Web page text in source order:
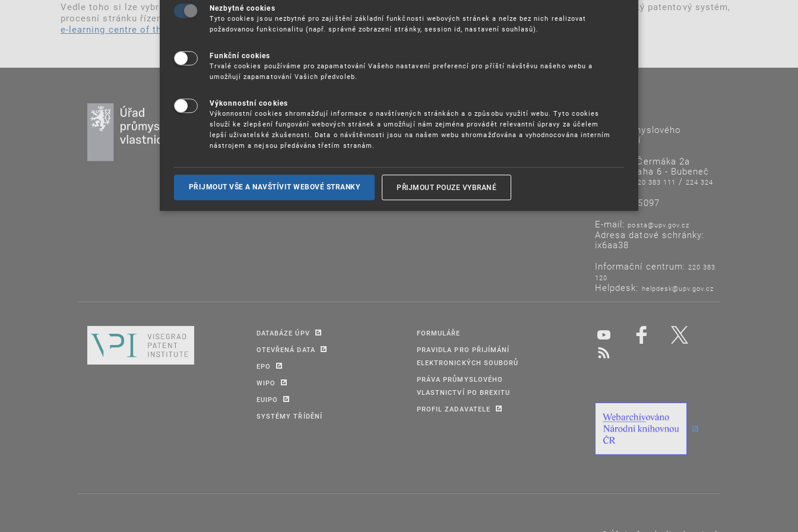
Vedle toho si lze vybrat z řady dalších většinou zdarma poskytovaných e-learningových kurzů akademie zaměřených na Evropský patentový systém,
procesní stránku řízení před Evropským patentovým úřade, lhůty, PCT, evropský patent s jednotným účinkem atd.:
e-learning centre of the European Patent Academy
PROSAZOVÁNÍ PRÁV K
DUŠEVNÍMU VLASTNICTVÍ
UŽITEČNÉ ODKAZY
VZDĚLÁVÁNÍ
PRÁVNÍ PŘEDPISY
GDPR
ORGANIZAČNÍ SCHÉMA
FAQ
Úřad průmyslového
vlastnictví
Antonína Čermáka 2a
160 68 Praha 6 - Bubeneč
220 383 111 /224 324
IČO: 48135097
E-mail: posta@upv.gov.cz
Adresa datové schránky:
ix6aa38
Informační centrum: 220 383
120
Helpdesk: helpdesk@upv.gov.cz
DATABÁZE ÚPV
OTEVŘENÁ DATA
EPO
WIPO
EUIPO
SYSTÉMY TŘÍDĚNÍ
FORMULÁŘE
PRAVIDLA PRO PŘIJÍMÁNÍ
ELEKTRONICKÝCH SOUBORŮ
PRÁVA PRŮMYSLOVÉHO
VLASTNICTVÍ PO BREXITU
PROFIL ZADAVATELE
Nezbytné cookies
Tyto cookies jsou nezbytné pro zajištění základní funkčnosti webových stránek a nelze bez nich realizovat
požadovanou funkcionalitu (např. správné zobrazení stránky, session id, nastavení souhlasů).
Funkční cookies
Trvalé cookies používáme pro zapamatování Vašeho nastavení preferencí pro příští návštěvu našeho webu a
umožňují zapamatování Vašich předvoleb.
Výkonnostní cookies
Výkonnostní cookies shromažďují informace o navštívených stránkách a o způsobu využití webu. Tyto cookies
slouží ke zlepšení fungování webových stránek a umožňují nám zejména provádět relevantní úpravy za účelem
lepší uživatelské zkušenosti. Data o návštěvnosti jsou na našem webu shromažďována a vyhodnocována interním
nástrojem a nejsou předávána třetím stranám.
PŘIJMOUT VŠE A NAVŠTÍVIT WEBOVÉ STRANKY PŘIJMOUT POUZE VYBRANÉ